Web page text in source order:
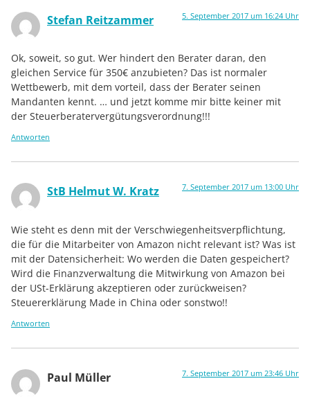
Stefan Reitzammer 5. September 2017 um 16:24 Uhr
Ok, soweit, so gut. Wer hindert den Berater daran, den
gleichen Service für 350€ anzubieten? Das ist normaler
Wettbewerb, mit dem vorteil, dass der Berater seinen
Mandanten kennt. … und jetzt komme mir bitte keiner mit
der Steuerberatervergütungsverordnung!!!
Antworten
StB Helmut W. Kratz 7. September 2017 um 13:00 Uhr
Wie steht es denn mit der Verschwiegenheitsverpflichtung,
die für die Mitarbeiter von Amazon nicht relevant ist? Was ist
mit der Datensicherheit: Wo werden die Daten gespeichert?
Wird die Finanzverwaltung die Mitwirkung von Amazon bei
der USt-Erklärung akzeptieren oder zurückweisen?
Steuererklärung Made in China oder sonstwo!!
Antworten
Paul Müller 7. September 2017 um 23:46 Uhr